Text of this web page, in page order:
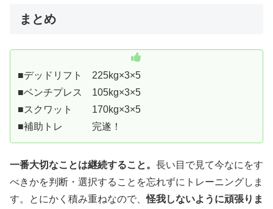
まとめ
■デッドリフト 225kg×3×5
■ベンチプレス 105kg×3×5
■スクワット 170kg×3×5
■補助トレ 完遂！
一番大切なことは継続すること。 長い目で見て今なにをす
べきかを判断・選択することを忘れずにトレーニングしま
す。とにかく積み重ねなので、怪我しないように頑張りま